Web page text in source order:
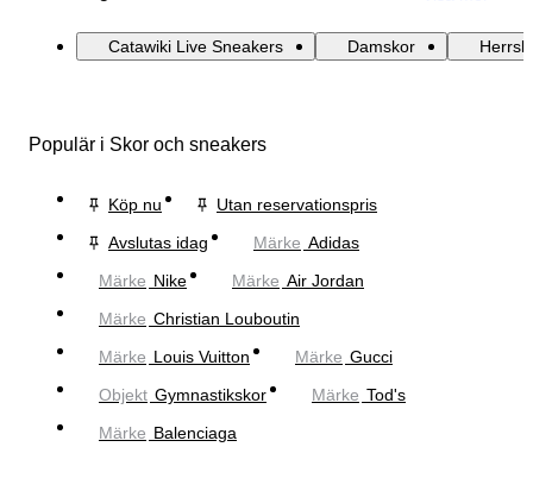
Catawiki Live Sneakers Damskor
Populär i Skor och sneakers
Köp nu
Utan reservationspris
Avslutas idag
Märke Adidas
Märke Nike Märke Air Jordan
Märke Christian Louboutin
Märke Louis Vuitton Märke Gucci
Objekt Gymnastikskor Märke Tod's
Märke Balenciaga